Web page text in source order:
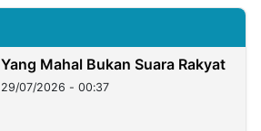
Yang Mahal Bukan Suara Rakyat
29/07/2026 - 00:37